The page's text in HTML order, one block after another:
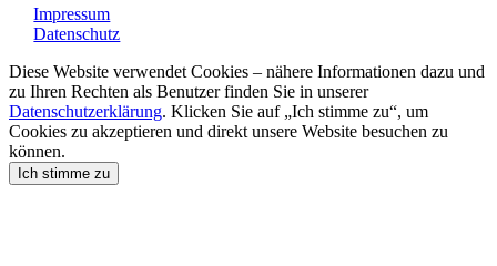
Impressum
Datenschutz
Diese Website verwendet Cookies – nähere Informationen dazu und
zu Ihren Rechten als Benutzer finden Sie in unserer
Datenschutzerklärung. Klicken Sie auf „Ich stimme zu“, um
Cookies zu akzeptieren und direkt unsere Website besuchen zu
können.
Ich stimme zu